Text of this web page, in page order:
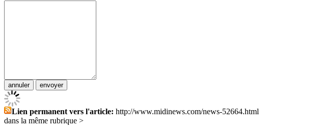
Lien permanent vers l'article: http://www.midinews.com/news-52664.html
dans la même rubrique >